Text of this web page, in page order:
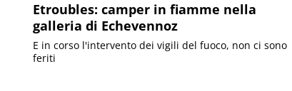
Etroubles: camper in fiamme nella
galleria di Echevennoz
E in corso l'intervento dei vigili del fuoco, non ci sono
feriti